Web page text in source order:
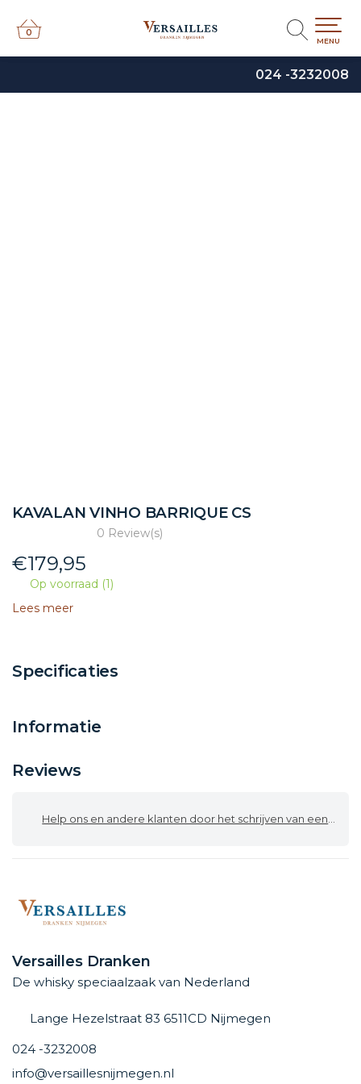
024 -3232008
0
0
MENU
KAVALAN VINHO BARRIQUE CS
0 Review(s)
€179,95
Op voorraad (1)
Lees meer
Specificaties
Informatie
Reviews
Help ons en andere klanten door het schrijven van een review
Versailles Dranken
De whisky speciaalzaak van Nederland
Lange Hezelstraat 83 6511CD Nijmegen
024 -3232008
info@versaillesnijmegen.nl